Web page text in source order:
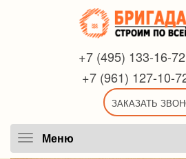
+7 (495) 133-16-72
+7 (961) 127-10-
ЗАКАЗАТЬ
Меню